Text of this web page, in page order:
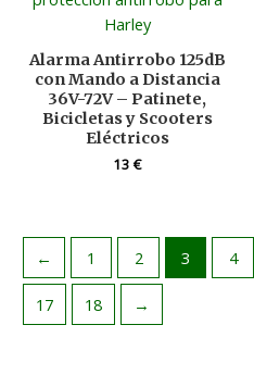
Alarma Antirrobo 125dB
con Mando a Distancia
36V-72V – Patinete,
Bicicletas y Scooters
Eléctricos
13€
← 1 2 3 4
17 18 →